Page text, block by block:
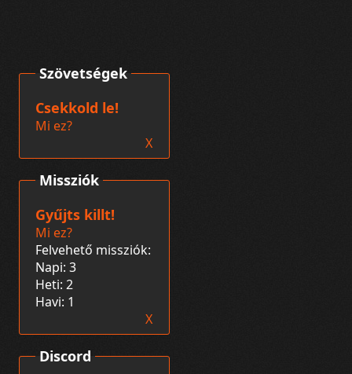
Discord
Missziók
Gyűjts killt!
Mi ez?
Felvehető missziók:
Napi: 3
Heti: 2
Havi: 1
X
Szövetségek
Csekkold le!
Mi ez?
X